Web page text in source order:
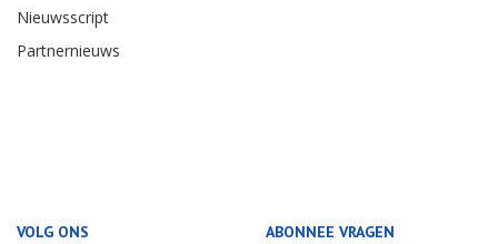
Nieuwsscript
Partnernieuws
VOLG ONS ABONNEE VRAGEN